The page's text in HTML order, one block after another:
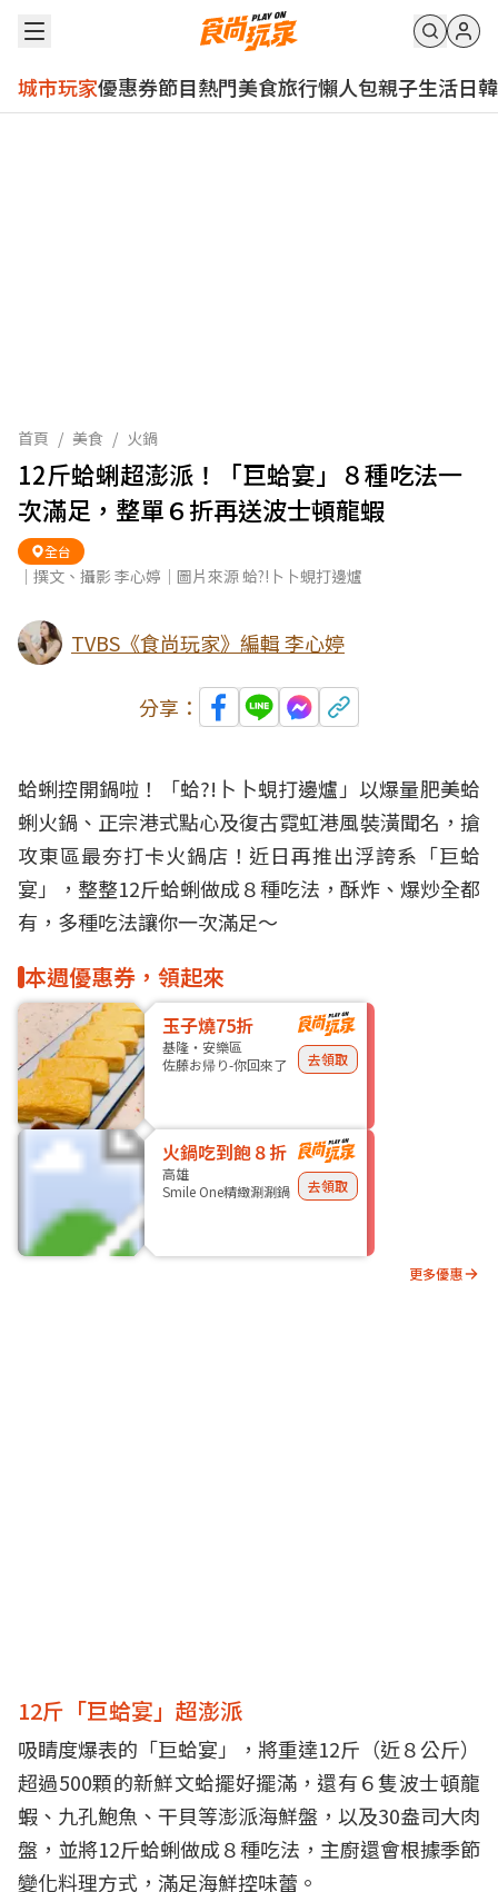
城市玩家優惠券節目熱門美食旅行懶人包親子生活日韓
首頁 / 美食 / 火鍋
12斤蛤蜊超澎派！「巨蛤宴」８種吃法一
次滿足，整單６折再送波士頓龍蝦
全台
｜撰文、攝影 李心婷｜圖片來源 蛤?!卜卜蜆打邊爐
TVBS《食尚玩家》編輯 李心婷
分享：
蛤蜊控開鍋啦！「蛤?!卜卜蜆打邊爐」以爆量肥美蛤
蜊火鍋、正宗港式點心及復古霓虹港風裝潢聞名，搶
攻東區最夯打卡火鍋店！近日再推出浮誇系「巨蛤
宴」，整整12斤蛤蜊做成８種吃法，酥炸、爆炒全都
有，多種吃法讓你一次滿足～
本週優惠券，領起來
玉子燒75折
基隆・安樂區
佐藤お帰り-你回來了
去領取
火鍋吃到飽８折
高雄
Smile One精緻涮涮鍋
去領取
更多優惠
12斤「巨蛤宴」超澎派
吸睛度爆表的「巨蛤宴」，將重達12斤（近８公斤）
超過500顆的新鮮文蛤擺好擺滿，還有６隻波士頓龍
蝦、九孔鮑魚、干貝等澎派海鮮盤，以及30盎司大肉
盤，並將12斤蛤蜊做成８種吃法，主廚還會根據季節
變化料理方式，滿足海鮮控味蕾。